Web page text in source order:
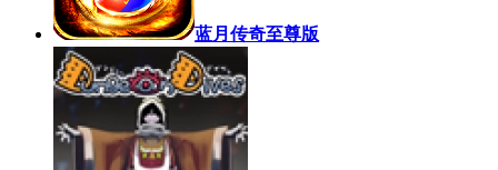
蓝月传奇至尊版